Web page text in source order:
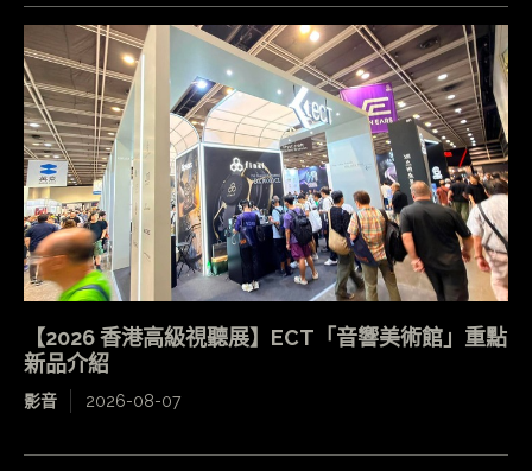
【2026 香港高級視聽展】ECT「音響美術館」重點
新品介紹
影音 2026-08-07